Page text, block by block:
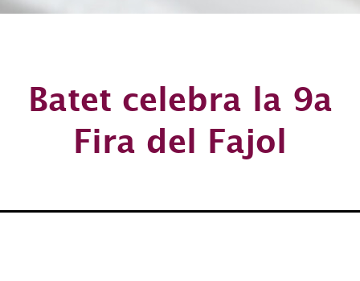
Batet celebra la 9a
Fira del Fajol